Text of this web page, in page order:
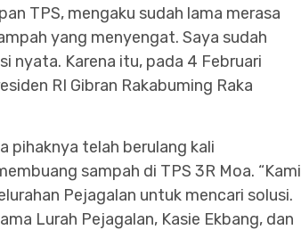
TPS, mengaku sudah lama merasa
yang menyengat. Saya sudah
nyata. Karena itu, pada 4 Februari
RI Gibran Rakabuming Raka
pihaknya telah berulang kali
sampah di TPS 3R Moa. “Kami
Pejagalan untuk mencari solusi.
Lurah Pejagalan, Kasie Ekbang, dan